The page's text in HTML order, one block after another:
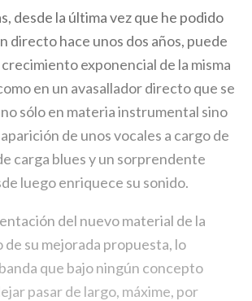
desde la última vez que he podido
directo hace unos dos años, puede
exponencial de la misma
en un avasallador directo que se
sólo en materia instrumental sino
de unos vocales a cargo de
carga blues y un sorprendente
luego enriquece su sonido.
del nuevo material de la
de su mejorada propuesta, lo
que bajo ningún concepto
pasar de largo, máxime, por